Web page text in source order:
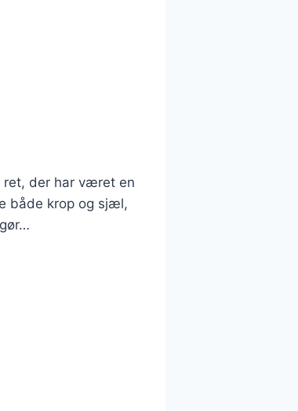
ret, der har været en
både krop og sjæl,